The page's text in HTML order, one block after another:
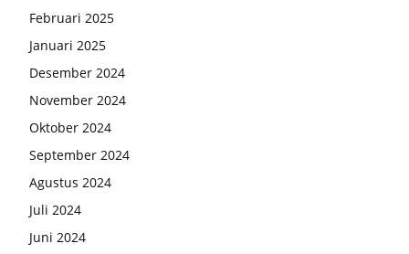
Februari 2025
Januari 2025
Desember 2024
November 2024
Oktober 2024
September 2024
Agustus 2024
Juli 2024
Juni 2024